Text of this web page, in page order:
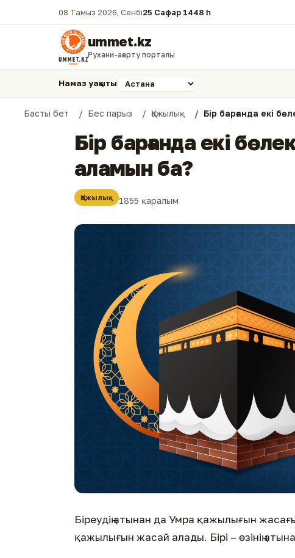
08 Тамыз 2026, Сенбі25 Сафар 1448 һ.
ummet.kz
Рухани-ағарту порталы
Намаз уақыты
Басты бет Бес парыз Қажылық Бір барғанда екі
Бір барғанда екі
аламын ба?
Қажылық 1855 қаралым
Біреудің атынан да Умра қажылығын
қажылығын жасай алады. Бірі – өзінің